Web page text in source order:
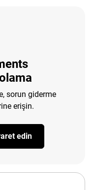
sorun giderme
erişin.
edin